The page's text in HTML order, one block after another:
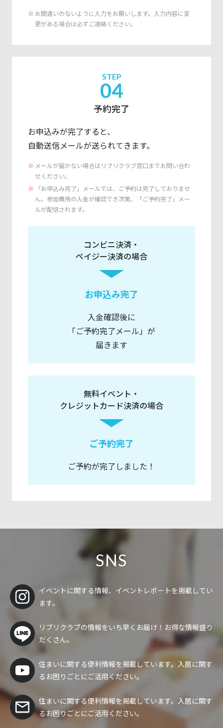
お間違いのないように入力をお願いします。入力内容に変
更がある場合は必ずご連絡ください。
STEP
04
予約完了
お申込みが完了すると、
自動送信メールが送られてきます。
メールが届かない場合はリブリクラブ窓口までお問い合わ
せください。
「お申込み完了」メールでは、ご予約は完了しておりませ
ん。参加費用の入金が確認でき次第、「ご予約完了」メー
ルが配信されます。
コンビニ決済・
ペイジー決済の場合
お申込み完了
入金確認後に
「ご予約完了メール」が
届きます
無料イベント・
クレジットカード決済の場合
ご予約完了
ご予約が完了しました！
SNS
イベントに関する情報、イベントレポートを掲載してい
ます。
リブリクラブの情報をいち早くお届け！ お得な情報盛り
だくさん。
住まいに関する便利情報を掲載しています。入居に関す
るお困りごとにご活用ください。
住まいに関する便利情報を掲載しています。入居に関す
るお困りごとにご活用ください。